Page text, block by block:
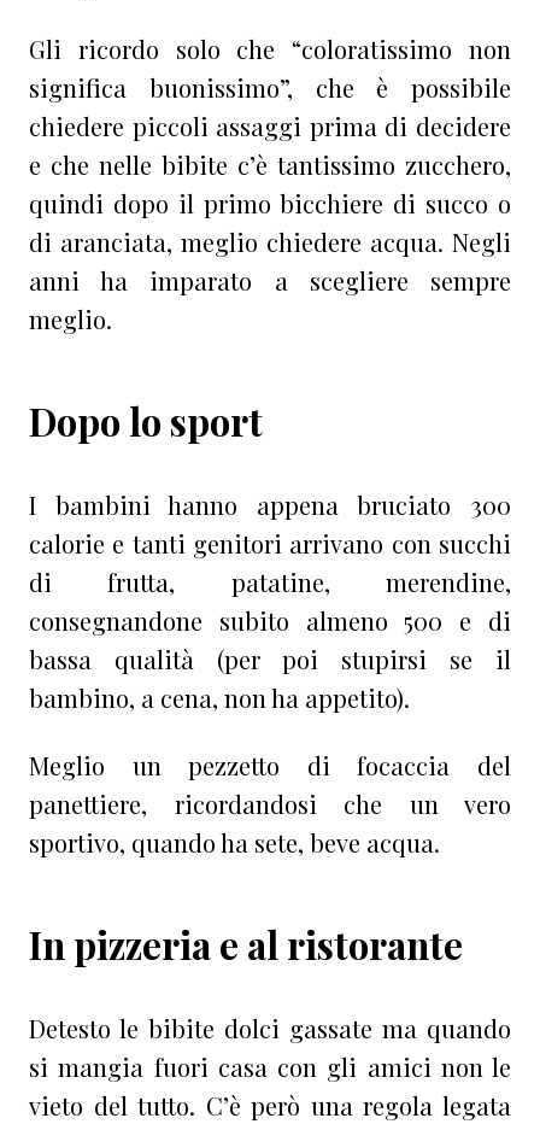
Gli ricordo solo che “coloratissimo non
significa buonissimo”, che è possibile
chiedere piccoli assaggi prima di decidere
e che nelle bibite c’è tantissimo zucchero,
quindi dopo il primo bicchiere di succo o
di aranciata, meglio chiedere acqua. Negli
anni ha imparato a scegliere sempre
meglio.
Dopo lo sport
I bambini hanno appena bruciato 300
calorie e tanti genitori arrivano con succhi
di frutta, patatine, merendine,
consegnandone subito almeno 500 e di
bassa qualità (per poi stupirsi se il
bambino, a cena, non ha appetito).
Meglio un pezzetto di focaccia del
panettiere, ricordandosi che un vero
sportivo, quando ha sete, beve acqua.
In pizzeria e al ristorante
Detesto le bibite dolci gassate ma quando
si mangia fuori casa con gli amici non le
vieto del tutto. C’è però una regola legata